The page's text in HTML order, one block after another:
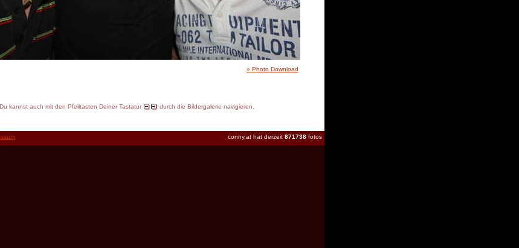
» Photo Download
kannst auch mit den Pfeiltasten Deiner Tastatur durch die Bildergalerie navigieren.
conny.at hat derzeit 871738 fotos